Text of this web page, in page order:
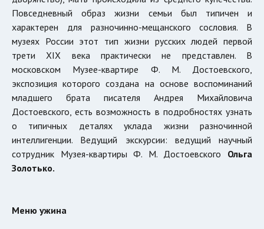
Повседневный образ жизни семьи был типичен и
характерен для разночинно-мещанского сословия. В
музеях России этот тип жизни русских людей первой
трети XIX века практически не представлен. В
московском Музее-квартире Ф. М. Достоевского,
экспозиция которого создана на основе воспоминаний
младшего брата писателя Андрея Михайловича
Достоевского, есть возможность в подробностях узнать
о типичных деталях уклада жизни разночинной
интеллигенции. Ведущий экскурсии: ведущий научный
сотрудник Музея-квартиры Ф. М. Достоевского Ольга
Золотько.
Меню ужина